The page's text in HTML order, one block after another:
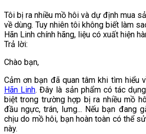
Tôi bị ra nhiều mồ hôi và dự định mua
về dùng. Tuy nhiên tôi không biết làm
Hãn Linh chính hãng, liệu có xuất hiện
Trả lời:
Chào bạn,
Cảm ơn bạn đã quan tâm khi tìm hiểu
Hãn Linh. Đây là sản phẩm có tác
biệt trong trường hợp bị ra nhiều mồ
đầu ngực, trán, lưng... Nếu bạn đang
chịu do mồ hôi, bạn hoàn toàn có thể
này.